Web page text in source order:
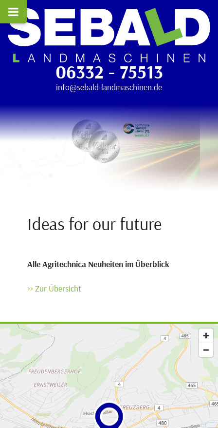
06332 - 75513
info@sebald-landmaschinen.de
Ideas for our future
Alle Agritechnica Neuheiten im Überblick
>> Zur Übersicht